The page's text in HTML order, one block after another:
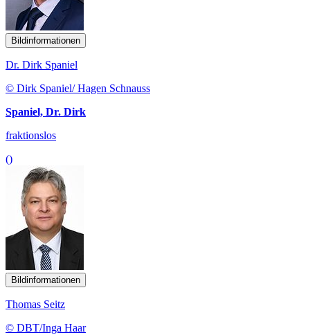
Bildinformationen
Dr. Dirk Spaniel
© Dirk Spaniel/ Hagen Schnauss
Spaniel, Dr. Dirk
fraktionslos
()
Bildinformationen
Thomas Seitz
© DBT/Inga Haar